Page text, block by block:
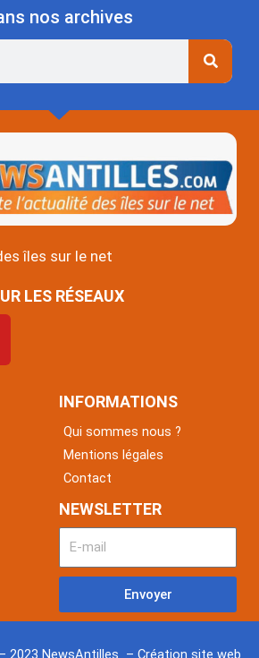
nos archives
îles sur le net
LES RÉSEAUX
INFORMATIONS
Qui sommes nous ?
Mentions légales
Contact
NEWSLETTER
Envoyer